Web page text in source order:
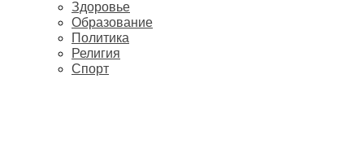
Здоровье
Образование
Политика
Религия
Спорт